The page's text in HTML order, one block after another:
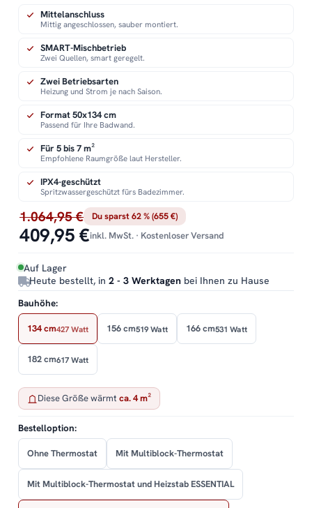
1.064,95 € Du sparst 62 % (655 €)
409,95 €inkl. MwSt. · Kostenloser Versand
Auf Lager
Heute bestellt, in 2 - 3 Werktagen bei Ihnen zu Hause
Mittelanschluss
Mittig angeschlossen, sauber montiert.
SMART-Mischbetrieb
Zwei Quellen, smart geregelt.
Zwei Betriebsarten
Heizung und Strom je nach Saison.
Format 50x134 cm
Passend für Ihre Badwand.
Für 5 bis 7 m²
Empfohlene Raumgröße laut Hersteller.
IPX4-geschützt
Spritzwassergeschützt fürs Badezimmer.
Bauhöhe:
134 cm427 Watt 156 cm519 Watt 166 cm531 Watt
182 cm617 Watt
Diese Größe wärmt ca. 4 m²
Bestelloption:
Ohne Thermostat Mit Multiblock-Thermostat
Mit Multiblock-Thermostat und Heizstab ESSENTIAL